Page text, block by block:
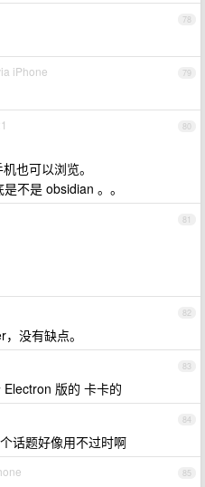
78
79
iPhone
80
也可以浏览。
不是 obsidian 。。
81
82
没有缺点。
83
Electron 版的 卡卡的
84
话题好像用不过时啊
85